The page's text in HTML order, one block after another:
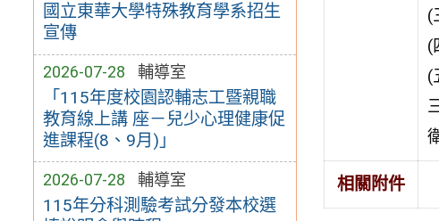
國立東華大學特殊教育學系招生
宣傳
2026-07-28 輔導室
「115年度校園認輔志工暨親職
教育線上講 座－兒少心理健康促
進課程(8、9月)」
2026-07-28 輔導室
115年分科測驗考試分發本校選
(
(
(
相關附件